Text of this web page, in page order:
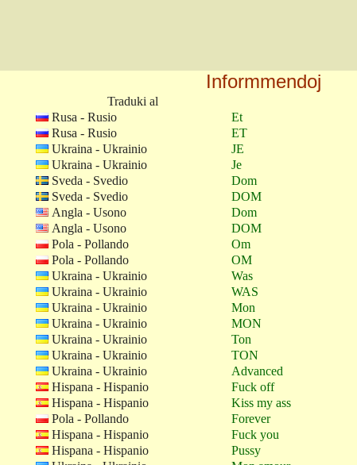
Informmendoj
Traduki al
Rusa - Rusio Et
Rusa - Rusio ET
Ukraina - Ukrainio JE
Ukraina - Ukrainio Je
Sveda - Svedio Dom
Sveda - Svedio DOM
Angla - Usono Dom
Angla - Usono DOM
Pola - Pollando Om
Pola - Pollando OM
Ukraina - Ukrainio Was
Ukraina - Ukrainio WAS
Ukraina - Ukrainio Mon
Ukraina - Ukrainio MON
Ukraina - Ukrainio Ton
Ukraina - Ukrainio TON
Ukraina - Ukrainio Advanced
Hispana - Hispanio Fuck off
Hispana - Hispanio Kiss my ass
Pola - Pollando Forever
Hispana - Hispanio Fuck you
Hispana - Hispanio Pussy